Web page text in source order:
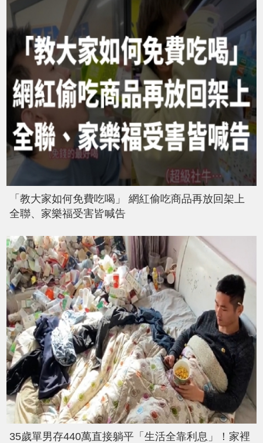
「教大家如何免費吃喝」 網紅偷吃商品再放回架上
全聯、家樂福受害皆喊告
35歲單男存440萬直接躺平「生活全靠利息」！家裡